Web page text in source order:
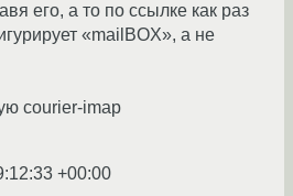
его, а то по ссылке как раз
«mailBOX», а не
courier-imap
+00:00